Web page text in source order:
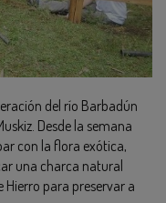
del río Barbadún
Desde la semana
con la flora exótica,
una charca natural
Hierro para preservar a